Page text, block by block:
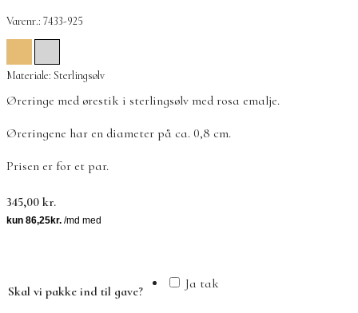
Varenr.: 7433-925
Materiale: Sterlingsølv
Øreringe med ørestik i sterlingsølv med rosa emalje.
Øreringene har en diameter på ca. 0,8 cm.
Prisen er for et par.
345,00 kr.
Skal vi pakke ind til gave? Ja tak